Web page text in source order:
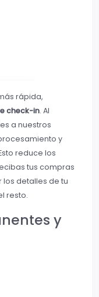
rápida,
check-in. Al
a nuestros
y
reduce los
tus compras
los detalles de tu
resto.
y